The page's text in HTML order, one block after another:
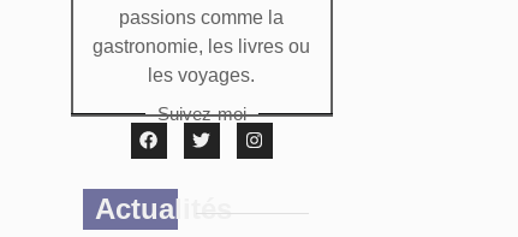
passions comme la
gastronomie, les livres ou
les voyages.
Suivez-moi
Actualités